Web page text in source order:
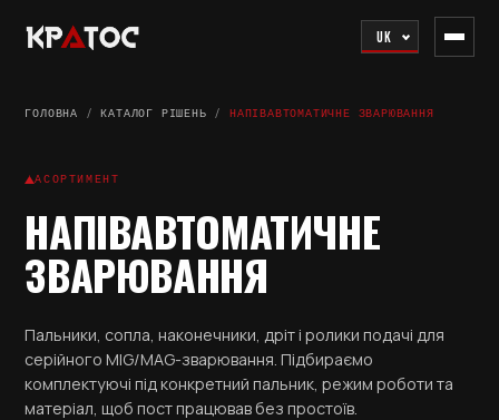
UK
ГОЛОВНА /КАТАЛОГ РІШЕНЬ /НАПІВАВТОМАТИЧНЕ ЗВАРЮВАННЯ
АСОРТИМЕНТ
НАПІВАВТОМАТИЧНЕ
ЗВАРЮВАННЯ
Пальники, сопла, наконечники, дріт і ролики подачі для
серійного MIG/MAG-зварювання. Підбираємо
комплектуючі під конкретний пальник, режим роботи та
матеріал, щоб пост працював без простоїв.